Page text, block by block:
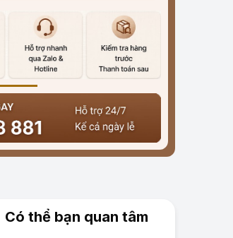
Có thể bạn quan tâm